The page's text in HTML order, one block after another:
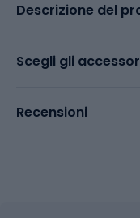
Descrizione del
Scegli gli
Recensioni